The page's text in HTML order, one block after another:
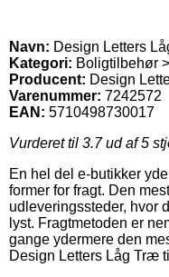
Navn: Design Letters
Kategori: Boligtilbehør
Producent: Design
Varenummer: 7242572
EAN: 5710498730017
Vurderet til 3.7ud af 5
En hel del e-butikker
former for fragt. Den
udleveringssteder, hvor
lyst. Fragtmetoden er
gange ydermere den
Design Letters Låg Træ